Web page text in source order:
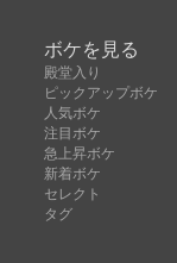
ボケを見る
殿堂入り
ピックアップボケ
人気ボケ
注目ボケ
急上昇ボケ
新着ボケ
セレクト
タグ